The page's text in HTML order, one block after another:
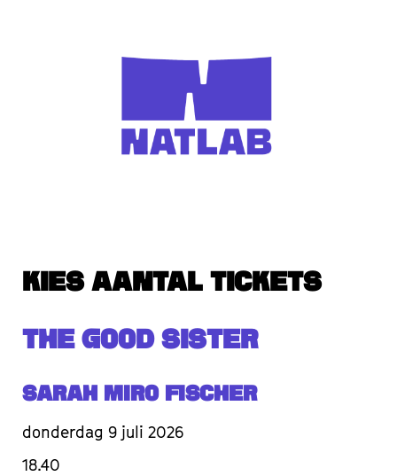
KIES AANTAL TICKETS
THE GOOD SISTER
Sarah Miro Fischer
donderdag 9 juli 2026
18.40